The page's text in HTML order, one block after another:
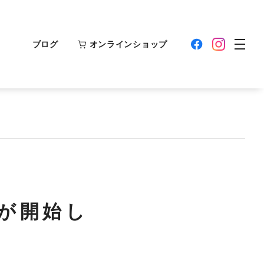
ブログ オンラインショップ
開始し